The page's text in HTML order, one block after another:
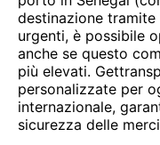
destinazione
urgenti, è possibile
anche se questo
più elevati.
personalizzate per
internazionale,
sicurezza delle